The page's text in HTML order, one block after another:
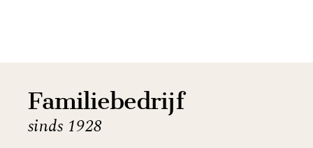
Familiebedrijf
sinds 1928